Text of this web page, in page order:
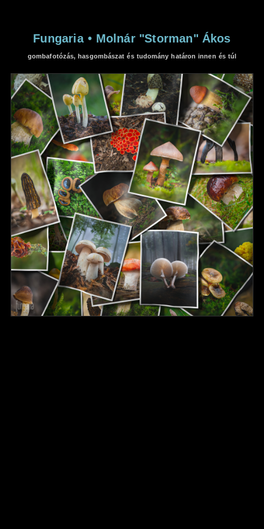
Fungaria • Molnár "Storman" Ákos
gombafotózás, hasgombászat és tudomány határon innen és túl